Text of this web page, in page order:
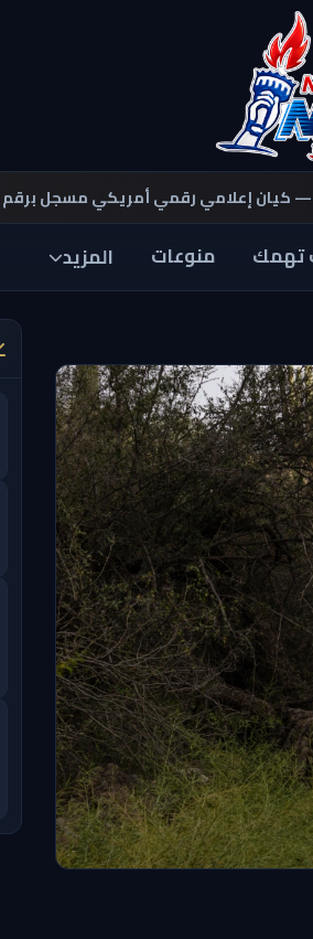
— كيان إعلامي رقمي أمريكي مسجل برقم
تهمك منوعات المزيد